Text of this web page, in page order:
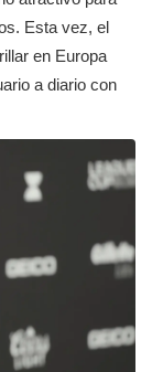
Esta vez, el
en Europa
a diario con